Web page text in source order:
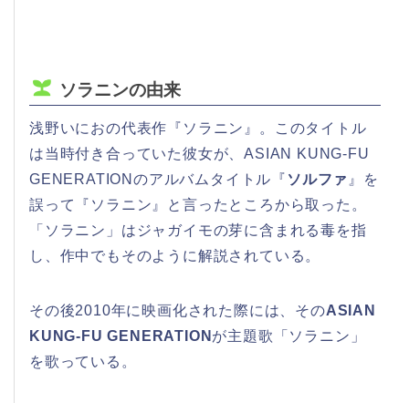
ソラニンの由来
浅野いにおの代表作『ソラニン』。このタイトル
は当時付き合っていた彼女が、ASIAN KUNG-FU
GENERATIONのアルバムタイトル『 ソルファ 』を
誤って『ソラニン』と言ったところから取った。
「ソラニン」はジャガイモの芽に含まれる毒を指
し、作中でもそのように解説されている。
その後2010年に映画化された際には、そのASIAN
KUNG-FU GENERATION が主題歌「ソラニン」
を歌っている。